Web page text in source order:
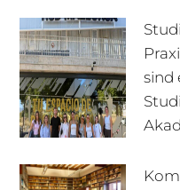
sind